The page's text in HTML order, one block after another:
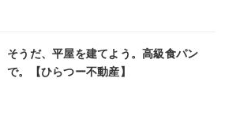
そうだ、平屋を建てよう。高級食パン
で。【ひらつー不動産】